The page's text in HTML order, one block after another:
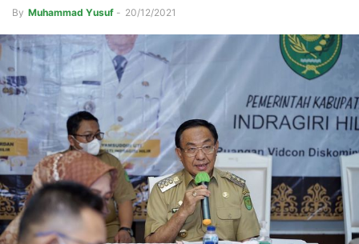
By Muhammad Yusuf - 20/12/2021